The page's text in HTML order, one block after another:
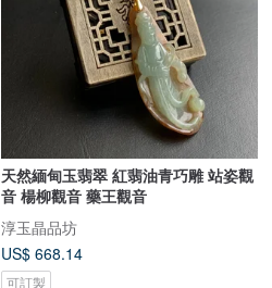
天然緬甸玉翡翠 紅翡油青巧雕 站姿觀
音 楊柳觀音 藥王觀音
淳玉晶品坊
US$ 668.14
可訂製